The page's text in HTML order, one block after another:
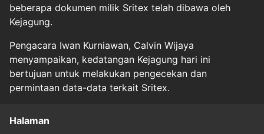
beberapa dokumen milik Sritex telah dibawa oleh
Kejagung.
Pengacara Iwan Kurniawan, Calvin Wijaya
menyampaikan, kedatangan Kejagung hari ini
bertujuan untuk melakukan pengecekan dan
permintaan data-data terkait Sritex.
Halaman